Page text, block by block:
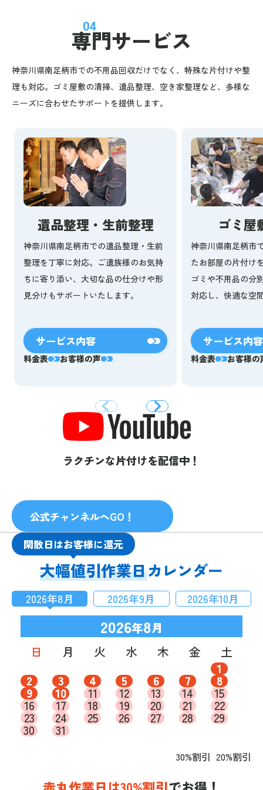
04
専門サービス
神奈川県南足柄市での不用品回収だけでなく、特殊な片付けや整
理も対応。ゴミ屋敷の清掃、遺品整理、空き家整理など、多様な
ニーズに合わせたサポートを提供します。
遺品整理・生前整理
神奈川県南足柄市での遺品整理・生前
整理を丁寧に対応。ご遺族様のお気持
ちに寄り添い、大切な品の仕分けや形
見分けもサポートいたします。
サービス内容
料金表 お客様の声
ゴミ屋
神奈川県南足柄市
たお部屋の片付け
ゴミや不用品の分
対応し、快適な空
サービス内容
料金表 お客様の
ラクチンな片付けを配信中！
公式チャンネルへGO！
閑散日はお客様に還元
大幅値引作業日カレンダー
2026年8月 2026年9月 2026年10月
2026年8月
日
月 火 水 木 金
土
1
2 3 4 5 6 7 8
9 10 11 12 13 14 15
16 17 18 19 20 21 22
23 24 25 26 27 28 29
30 31
30%割引 20%割引